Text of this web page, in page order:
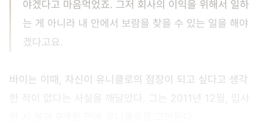
야겠다고 마음먹었죠. 그저 회사의 이익을 위해서 일하
는 게 아니라 내 안에서 보람을 찾을 수 있는 일을 해야
겠다고요.
바이는 이때, 자신이 유니클로의 점장이 되고 싶다고 생각
한 적이 없다는 사실을 깨달았다. 그는 2011년 12월, 입사